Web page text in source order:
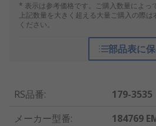
* 表示は参考価格です。ご購入数量によっ
上記数量を大きく超える大量ご購入の際は
ください。
部品表に
RS品番:
179-3535
メーカー型番:
184769